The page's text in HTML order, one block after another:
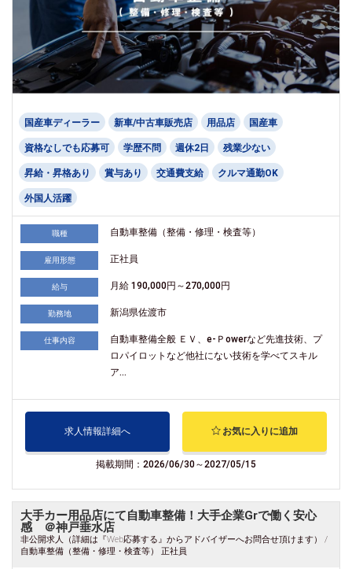
国産車ディーラー 新車/中古車販売店 用品店 国産車
資格なしでも応募可 学歴不問 週休2日 残業少ない
昇給・昇格あり 賞与あり 交通費支給 クルマ通勤OK
外国人活躍
職種 自動車整備（整備・修理・検査等）
雇用形態 正社員
給与 月給 190,000円～270,000円
勤務地 新潟県佐渡市
仕事内容
自動車整備全般 ＥＶ、e-Ｐowerなど先進技術、プ
ロパイロットなど他社にない技術を学べてスキル
ア...
求人情報詳細へ お気に入りに追加
掲載期間：2026/06/30～2027/05/15
大手カー用品店にて自動車整備！大手企業Grで働く安心
感 ＠神戸垂水店
非公開求人（詳細は『Web応募する』からアドバイザーへお問合せ頂けます） /
自動車整備（整備・修理・検査等） 正社員